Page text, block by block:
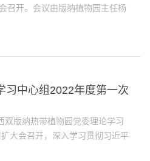
召开。会议由版纳植物园主任杨
习中心组2022年度第一次
双版纳热带植物园党委理论学习
大会召开，深入学习贯彻习近平